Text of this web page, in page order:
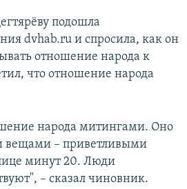
подошла
dvhab.ru и спросила, как он
отношение народа к
что отношение народа
народа митингами. Оно
вещами – приветливыми
минут 20. Люди
– сказал чиновник.